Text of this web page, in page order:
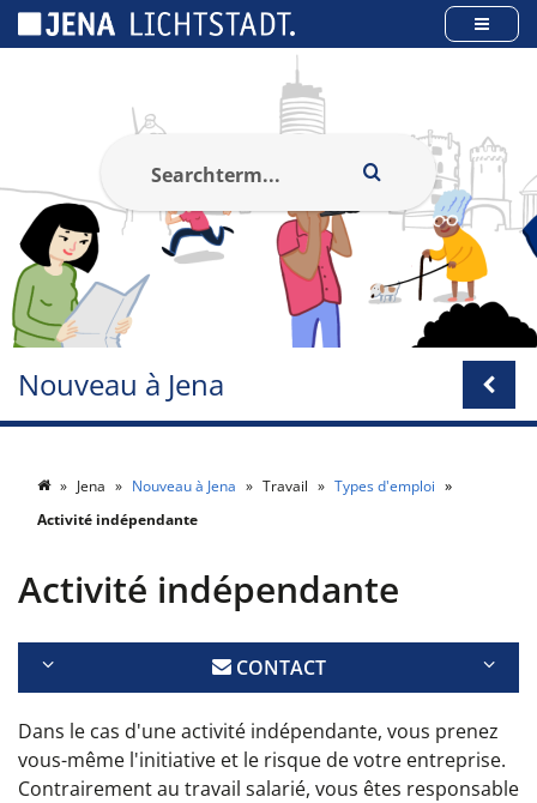
Nouveau à Jena
Jena Nouveau à Jena Travail
Types d'emploi
Activité indépendante
Activité indépendante
CONTACT
Dans le cas d'une activité indépendante, vous prenez
vous-même l'initiative et le risque de votre entreprise.
Contrairement au travail salarié, vous êtes responsable
Panneau de gestion des cookies